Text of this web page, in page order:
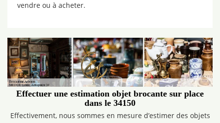
vendre ou à acheter.
Effectuer une estimation objet brocante sur place
dans le 34150
Effectivement, nous sommes en mesure d’estimer des objets